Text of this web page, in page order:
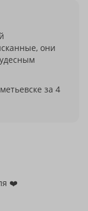
они
за 4
❤️